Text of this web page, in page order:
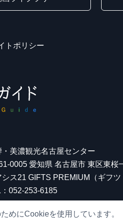
トポリシー
・美濃観光名古屋センター
0005 愛知県 名古屋市 東区東桜
シス21 GIFTS PREMIUM（ギフ
052-253-6185
めにCookieを使用しています。